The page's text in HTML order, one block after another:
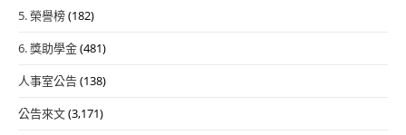
5. 榮譽榜(182)
6. 獎助學金(481)
人事室公告(138)
公告來文(3,171)